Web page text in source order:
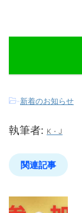
-新着のお知らせ
執筆者: K・J
関連記事